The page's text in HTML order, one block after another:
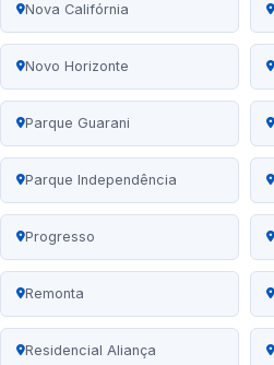
Nova Califórnia
Novo Horizonte
Parque Guarani
Parque Independência
Progresso
Remonta
Residencial Aliança